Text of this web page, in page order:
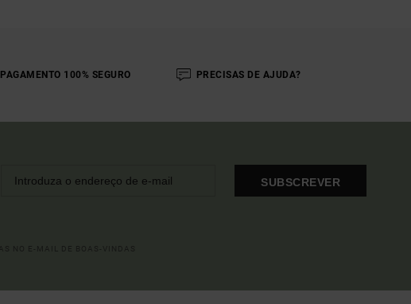
PAGAMENTO 100% SEGURO PRECISAS DE AJUDA?
SUBSCREVER